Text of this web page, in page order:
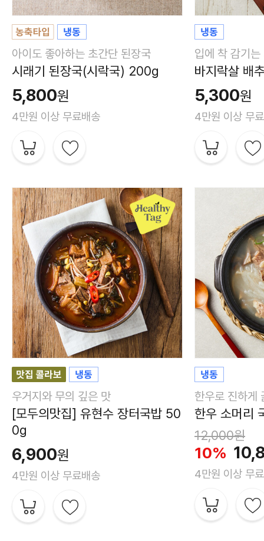
아이도 좋아하는 초간단 된장국
시래기 된장국(시락국) 200g
5,800원
4만원 이상 무료배송
입에 착 감기
바지락살 배
5,300원
4만원 이상 무
우거지와 무의 깊은 맛
[모두의맛집] 유현수 장터국밥 50
0g
6,900원
4만원 이상 무료배송
한우로 진하게
한우 소머리
12,000원
10%
4만원 이상 무